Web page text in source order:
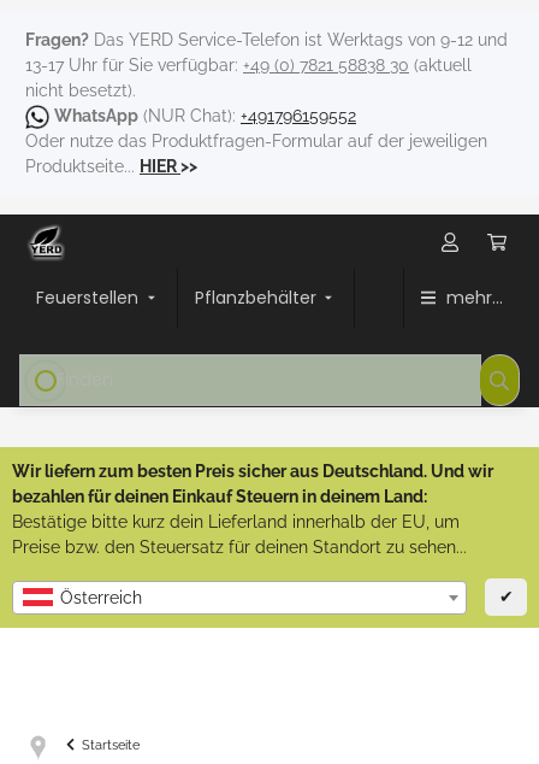
Fragen? Das YERD Service-Telefon ist Werktags von 9-12 und
13-17 Uhr für Sie verfügbar: +49 (0) 7821 58838 30 (aktuell
nicht besetzt).
WhatsApp (NUR Chat): +491796159552
Oder nutze das Produktfragen-Formular auf der jeweiligen
Produktseite... HIER>>
Feuerstellen Pflanzbehälter mehr...
Wir liefern zum besten Preis sicher aus Deutschland. Und wir
bezahlen für deinen Einkauf Steuern in deinem Land:
Bestätige bitte kurz dein Lieferland innerhalb der EU, um
Preise bzw. den Steuersatz für deinen Standort zu sehen...
Österreich ✔
Startseite